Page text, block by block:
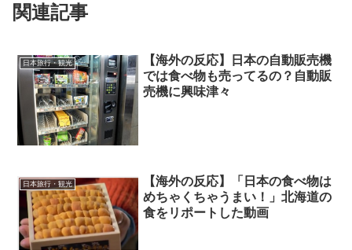
関連記事
日本旅行・観光
【海外の反応】日本の自動販売機
では食べ物も売ってるの？自動販
売機に興味津々
日本旅行・観光
【海外の反応】「日本の食べ物は
めちゃくちゃうまい！」北海道の
食をリポートした動画